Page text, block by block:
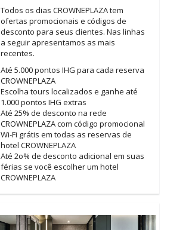
Todos os dias CROWNEPLAZA tem
ofertas promocionais e códigos de
desconto para seus clientes. Nas linhas
a seguir apresentamos as mais
recentes.
Até 5.000 pontos IHG para cada reserva
CROWNEPLAZA
Escolha tours localizados e ganhe até
1.000 pontos IHG extras
Até 25% de desconto na rede
CROWNEPLAZA com código promocional
Wi-Fi grátis em todas as reservas de
hotel CROWNEPLAZA
Até 2o% de desconto adicional em suas
férias se você escolher um hotel
CROWNEPLAZA